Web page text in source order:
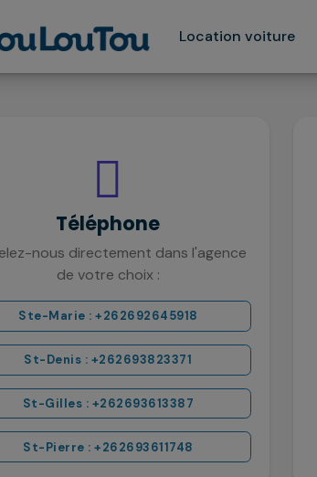
Location voiture
Téléphone
nous directement dans l'agence
de votre choix :
Ste-Marie : +262692645918
St-Denis : +262693823371
St-Gilles : +262693613387
St-Pierre : +262693611748